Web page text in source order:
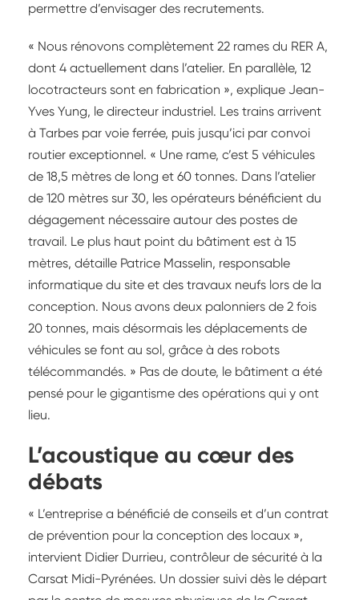
permettre d’envisager des recrutements.
« Nous rénovons complètement 22 rames du RER A,
dont 4 actuellement dans l’atelier. En parallèle, 12
locotracteurs sont en fabrication », explique Jean-
Yves Yung, le directeur industriel. Les trains arrivent
à Tarbes par voie ferrée, puis jusqu’ici par convoi
routier exceptionnel. « Une rame, c’est 5 véhicules
de 18,5 mètres de long et 60 tonnes. Dans l’atelier
de 120 mètres sur 30, les opérateurs bénéficient du
dégagement nécessaire autour des postes de
travail. Le plus haut point du bâtiment est à 15
mètres, détaille Patrice Masselin, responsable
informatique du site et des travaux neufs lors de la
conception. Nous avons deux palonniers de 2 fois
20 tonnes, mais désormais les déplacements de
véhicules se font au sol, grâce à des robots
télécommandés. » Pas de doute, le bâtiment a été
pensé pour le gigantisme des opérations qui y ont
lieu.
L’acoustique au cœur des
débats
« L’entreprise a bénéficié de conseils et d’un contrat
de prévention pour la conception des locaux »,
intervient Didier Durrieu, contrôleur de sécurité à la
Carsat Midi-Pyrénées. Un dossier suivi dès le départ